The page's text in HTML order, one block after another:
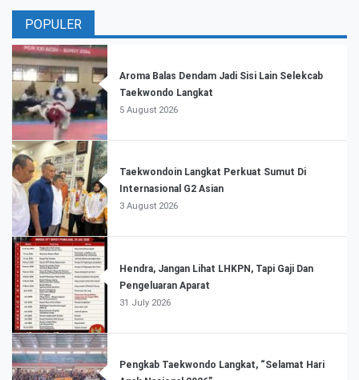
POPULER
Aroma Balas Dendam Jadi Sisi Lain Selekcab
Taekwondo Langkat
5 August 2026
Taekwondoin Langkat Perkuat Sumut Di
Internasional G2 Asian
3 August 2026
Hendra, Jangan Lihat LHKPN, Tapi Gaji Dan
Pengeluaran Aparat
31 July 2026
Pengkab Taekwondo Langkat, “Selamat Hari